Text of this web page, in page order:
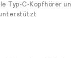
Typ-C-Kopfhörer
unterstützt